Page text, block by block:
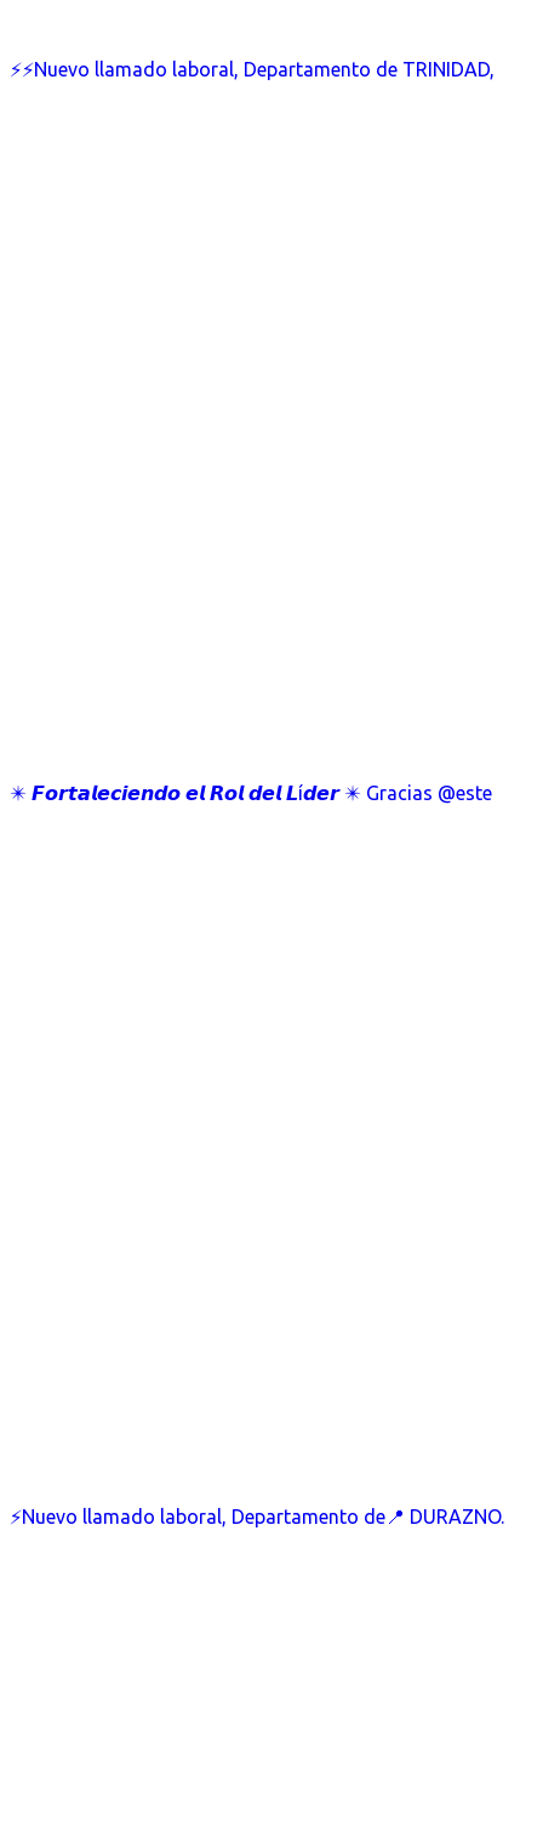
⚡⚡Nuevo llamado laboral, Departamento de TRINIDAD,
✴️ 𝙁𝙤𝙧𝙩𝙖𝙡𝙚𝙘𝙞𝙚𝙣𝙙𝙤 𝙚𝙡 𝙍𝙤𝙡 𝙙𝙚𝙡 𝙇í𝙙𝙚𝙧 ✴️ Gracias @este
⚡Nuevo llamado laboral, Departamento de📍 DURAZNO.